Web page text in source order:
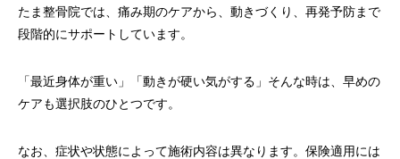
たま整骨院では、痛み期のケアから、動きづくり、再発予防まで
段階的にサポートしています。
「最近身体が重い」「動きが硬い気がする」そんな時は、早めの
ケアも選択肢のひとつです。
なお、症状や状態によって施術内容は異なります。保険適用には